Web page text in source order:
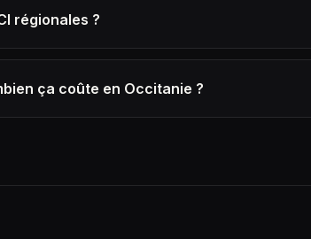
régionales ?
ça coûte en Occitanie ?